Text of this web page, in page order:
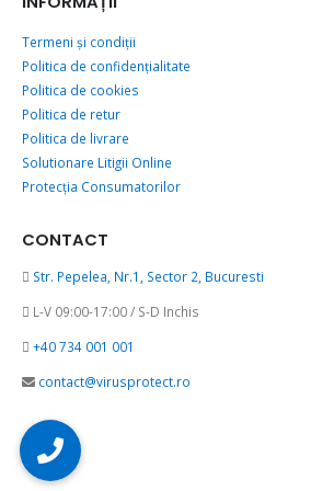
Termeni și condiții
Politica de confidențialitate
Politica de cookies
Politica de retur
Politica de livrare
Solutionare Litigii Online
Protecția Consumatorilor
CONTACT
Str. Pepelea, Nr.1, Sector 2, Bucuresti
L-V 09:00-17:00 / S-D Inchis
+40 734 001 001
contact@virusprotect.ro